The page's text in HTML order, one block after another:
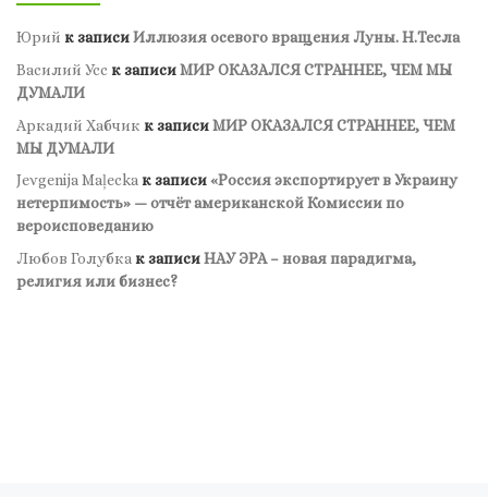
Юрий к записиИллюзия осевого вращения Луны. Н.Тесла
Василий Усс к записиМИР ОКАЗАЛСЯ СТРАННЕЕ, ЧЕМ МЫ
ДУМАЛИ
Аркадий Хабчик к записиМИР ОКАЗАЛСЯ СТРАННЕЕ, ЧЕМ
МЫ ДУМАЛИ
Jevgenija Maļeckaк записи«Россия экспортирует в Украину
нетерпимость» — отчёт американской Комиссии по
вероисповеданию
Любов Голубка к записиНАУ ЭРА – новая парадигма,
религия или бизнес?